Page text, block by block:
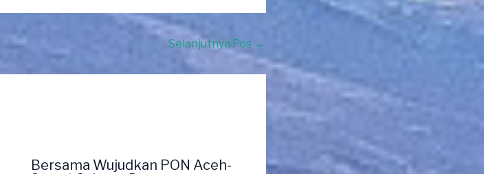
Selanjutnya Pos →
Bersama Wujudkan PON Aceh-